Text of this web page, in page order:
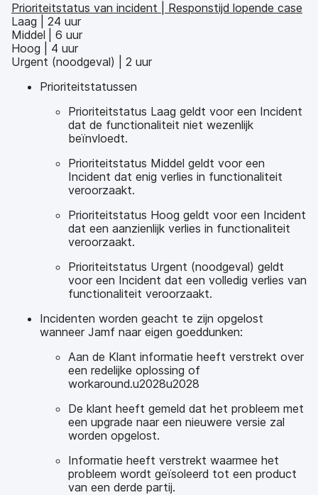
Prioriteitstatus van incident | Responstijd lopende case
Laag | 24 uur
Middel
| 6 uur
Hoog | 4 uur
Urgent (noodgeval) | 2 uur
Prioriteitstatussen
Prioriteitstatus Laag geldt voor een Incident
dat de functionaliteit niet wezenlijk
beïnvloedt.
Prioriteitstatus Middel geldt voor een
Incident dat enig verlies in functionaliteit
veroorzaakt.
Prioriteitstatus Hoog geldt voor een Incident
dat een aanzienlijk verlies in functionaliteit
veroorzaakt.
Prioriteitstatus Urgent (noodgeval) geldt
voor een Incident dat een volledig verlies van
functionaliteit veroorzaakt.
Incidenten worden geacht te zijn opgelost
wanneer Jamf naar eigen goeddunken:
Aan de Klant informatie heeft verstrekt over
een redelijke oplossing of
workaround.u2028u2028
De klant heeft gemeld dat het probleem met
een upgrade naar een nieuwere versie zal
worden opgelost.
Informatie heeft verstrekt waarmee het
probleem wordt geïsoleerd tot een product
van een derde partij.